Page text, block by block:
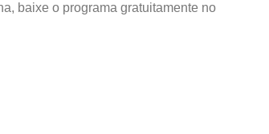
baixe o programa gratuitamente no